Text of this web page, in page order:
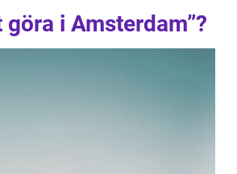
göra i Amsterdam”?